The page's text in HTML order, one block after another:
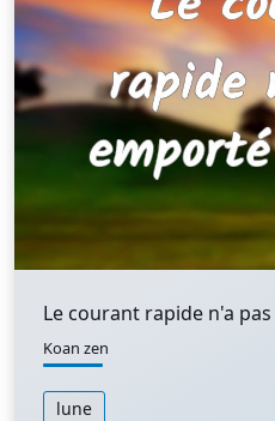
Le courant rapide n'a
Koan zen
lune